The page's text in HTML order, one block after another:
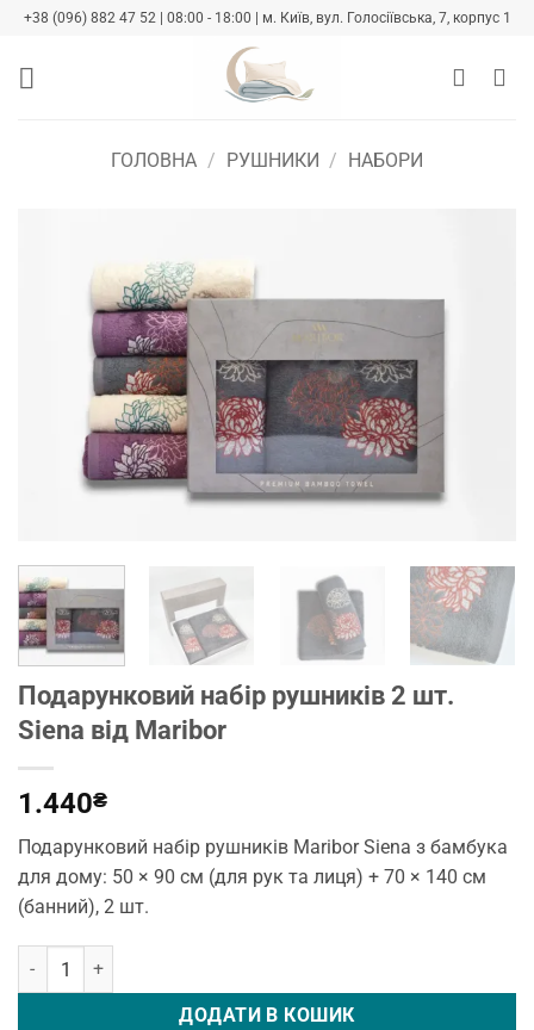
Skip
content
+38 (096) 882 47 52 | 08:00 - 18:00 | м. Київ, вул. Голосіївська, 7, корпус 1
ГОЛОВНА / РУШНИКИ / НАБОРИ
Подарунковий набір рушників 2 шт.
Siena від Maribor
1.440₴
Подарунковий набір рушників Maribor Siena з бамбука
для дому: 50 × 90 см (для рук та лиця) + 70 × 140 см
(банний), 2 шт.
Подарунковий набір рушників 2 шт. Siena від Maribor кількість
ДОДАТИ В КОШИК